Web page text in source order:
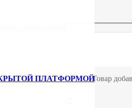
ПЛАТФОРМОЙТовар